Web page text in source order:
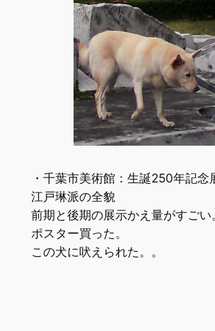
・千葉市美術館：生誕250年記念
江戸琳派の全貌
前期と後期の展示かえ量がすごい
ポスター買った。
この犬に吠えられた。。